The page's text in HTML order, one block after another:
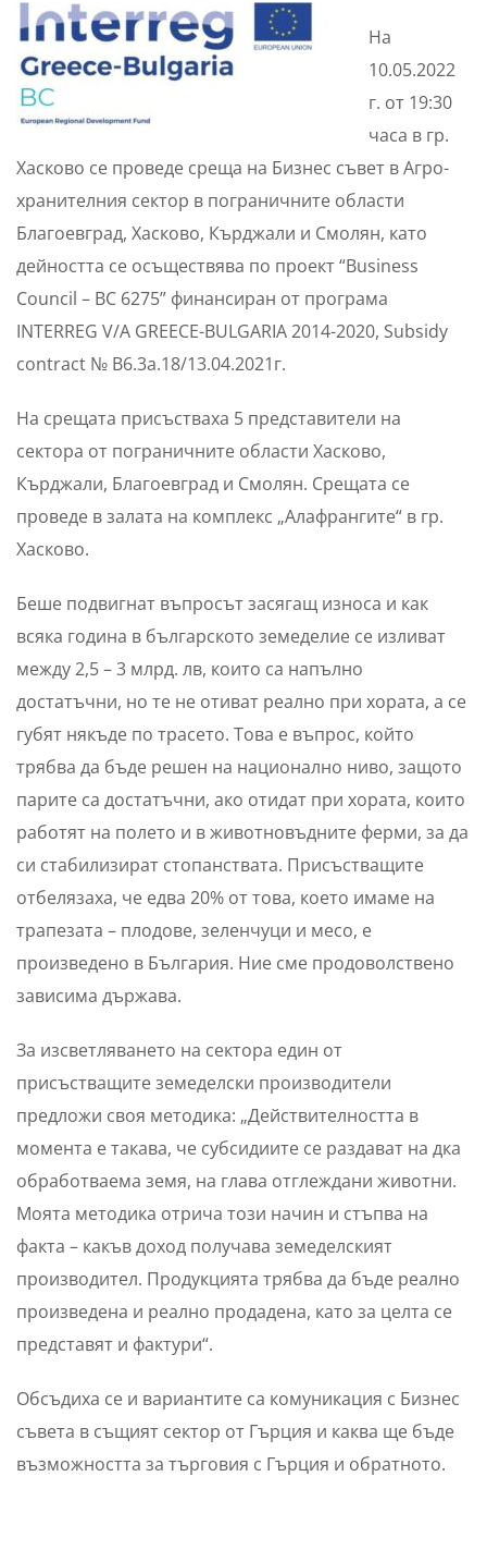
На
10.05.2022
г. от 19:30
часа в гр.
Хасково се проведе среща на Бизнес съвет в Агро-
хранителния сектор в пограничните области
Благоевград, Хасково, Кърджали и Смолян, като
дейността се осъществява по проект “Business
Council – BC 6275” финансиран от програма
INTERREG V/A GREECE-BULGARIA 2014-2020, Subsidy
contract № B6.3a.18/13.04.2021г.
На срещата присъстваха 5 представители на
сектора от пограничните области Хасково,
Кърджали, Благоевград и Смолян. Срещата се
проведе в залата на комплекс „Алафрангите“ в гр.
Хасково.
Беше подвигнат въпросът засягащ износа и как
всяка година в българското земеделие се изливат
между 2,5 – 3 млрд. лв, които са напълно
достатъчни, но те не отиват реално при хората, а се
губят някъде по трасето. Това е въпрос, който
трябва да бъде решен на национално ниво, защото
парите са достатъчни, ако отидат при хората, които
работят на полето и в животновъдните ферми, за да
си стабилизират стопанствата. Присъстващите
отбелязаха, че едва 20% от това, което имаме на
трапезата – плодове, зеленчуци и месо, е
произведено в България. Ние сме продоволствено
зависима държава.
За изсветляването на сектора един от
присъстващите земеделски производители
предложи своя методика: „Действителността в
момента е такава, че субсидиите се раздават на дка
обработваема земя, на глава отглеждани животни.
Моята методика отрича този начин и стъпва на
факта – какъв доход получава земеделският
производител. Продукцията трябва да бъде реално
произведена и реално продадена, като за целта се
представят и фактури“.
Обсъдиха се и вариантите са комуникация с Бизнес
съвета в същият сектор от Гърция и каква ще бъде
възможността за търговия с Гърция и обратното.